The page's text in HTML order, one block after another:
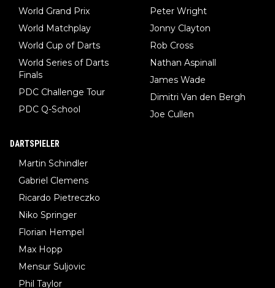
World Grand Prix
World Matchplay
World Cup of Darts
World Series of Darts
Finals
PDC Challenge Tour
PDC Q-School
Peter Wright
Jonny Clayton
Rob Cross
Nathan Aspinall
James Wade
Dimitri Van den Bergh
Joe Cullen
DARTSPIELER
Martin Schindler
Gabriel Clemens
Ricardo Pietreczko
Niko Springer
Florian Hempel
Max Hopp
Mensur Suljovic
Phil Taylor